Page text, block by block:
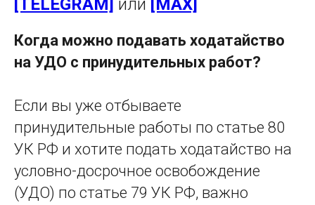
[TELEGRAM] или [MAX]
Когда можно подавать ходатайство
на УДО с принудительных работ?
Если вы уже отбываете
принудительные работы по статье 80
УК РФ и хотите подать ходатайство на
условно-досрочное освобождение
(УДО) по статье 79 УК РФ, важно